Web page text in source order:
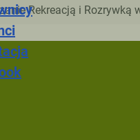
Rekreacją i Rozrywką